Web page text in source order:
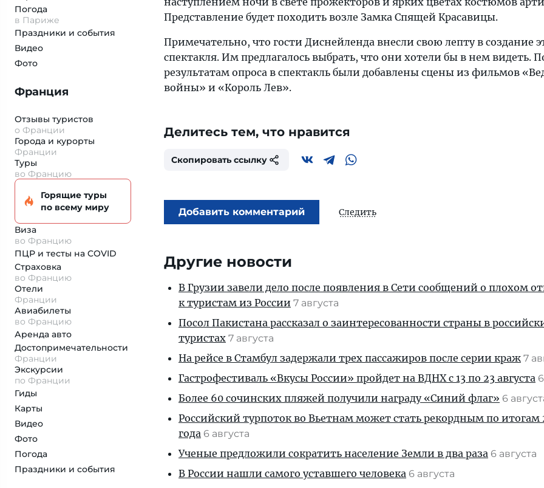
Погода
в Париже
Праздники и события
Видео
Фото
Франция
Отзывы туристов
о Франции
Города и курорты
Франции
Туры
во Францию
Горящие туры
по всему миру
Виза
во Францию
ПЦР и тесты на COVID
Страховка
во Францию
Отели
Франции
Авиабилеты
во Францию
Аренда авто
Достопримеча­тельности
Франции
Экскурсии
по Франции
Гиды
Карты
Видео
Фото
Погода
Праздники и события
Представление будет походить возле Замка Спящей Красавицы.
Примечательно, что гости Диснейленда внесли свою лепту в создание
спектакля. Им предлагалось выбрать, что они хотели бы в нем видеть.
результатам опроса в спектакль были добавлены сцены из фильмов
войны» и «Король Лев».
Делитесь тем, что нравится
Скопировать ссылку
Добавить комментарий Следить
Другие новости
В Грузии завели дело после появления в Сети сообщений о плохом
к туристам из России 7 августа
Посол Пакистана рассказал о заинтересованности страны в
туристах 7 августа
На рейсе в Стамбул задержали трех пассажиров после серии краж 7
Гастрофестиваль «Вкусы России» пройдет на ВДНХ с 13 по 23 августа
Более 60 сочинских пляжей получили награду «Синий флаг» 6
Российский турпоток во Вьетнам может стать рекордным по итогам
года 6 августа
Ученые предложили сократить население Земли в два раза 6 августа
В России нашли самого уставшего человека 6 августа